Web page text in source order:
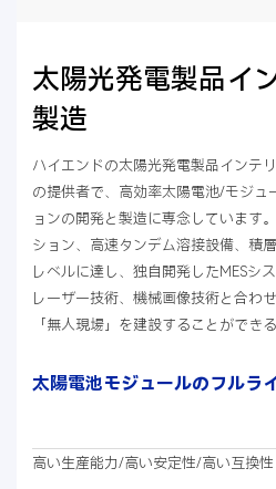
太陽光発電製品イ
製造
ハイエンドの太陽光発電製品インテ
の提供者で、高効率太陽電池/モジュ
ョンの開発と製造に専念しています
ション、高速タンデム溶接設備、積
レベルに達し、独自開発したMESシ
レーザー技術、機械画像技術と合わ
「無人現場」を建設することができる
太陽電池モジュールのフルラ
高い生産能力/高い安定性/高い互換性